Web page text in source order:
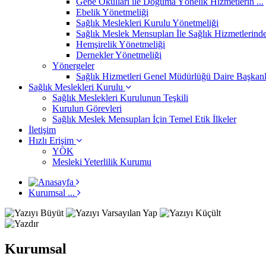
Ebelik Yönetmeliği
Sağlık Meslekleri Kurulu Yönetmeliği
Sağlık Meslek Mensupları İle Sağlık
Hemşirelik Yönetmeliği
Dernekler Yönetmeliği
Yönergeler
Sağlık Hizmetleri Genel Müdürlüğü Daire
Sağlık Meslekleri Kurulu
Sağlık Meslekleri Kurulunun Teşkili
Kurulun Görevleri
Sağlık Meslek Mensupları İçin Temel Etik İlkeler
İletişim
Hızlı Erişim
YÖK
Mesleki Yeterlilik Kurumu
Kurumsal ...
Kurumsal